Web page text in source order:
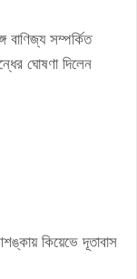
বাণিজ্য সম্পর্কিত
ঘোষণা দিলেন
কিয়েভে দূতাবাস